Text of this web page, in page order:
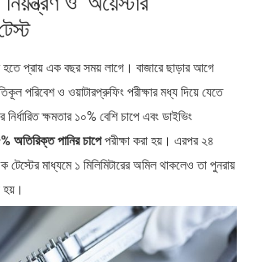
হতে প্রায় এক বছর সময় লাগে। বাজারে ছাড়ার আগে
পরিবেশ ও ওয়াটারপ্রুফিং পরীক্ষার মধ্য দিয়ে যেতে
ক্ষমতার ১০% বেশি চাপে এবং ডাইভিং
অতিরিক্ত পানির চাপেপরীক্ষা করা হয়। এরপর ২৪
টেস্টের মাধ্যমে ১ মিলিমিটারের অমিল থাকলেও তা পুনরায়
হয়।